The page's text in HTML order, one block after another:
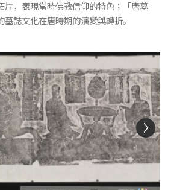
片，表現當時佛教信仰的特色；「唐墓
誌文化在唐時期的演變與轉折。